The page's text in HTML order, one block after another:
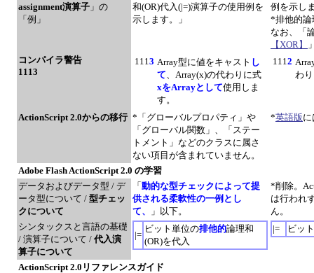
assignment演算子 」の
「例」
和(OR)代入(|=)演算子の使用例を
示します。」
例を示し
*排他的論
なお、「
【XOR】
コンパイラ警告
1113
1113 Array型に値をキャスト し
て、Array(x)の代わりに式
xをArrayとして使用しま
す。
1112
わ
ActionScript 2.0からの移行 *「グローバルプロパティ」や
「グローバル関数」、「ステー
トメント」などのクラスに属さ
ない項目が含まれていません。
*英語版
Adobe Flash ActionScript 2.0 の学習
データおよびデータ型 / デ
ータ型について / 型チェッ
クについて
「 動的な型チェックによって提
供される柔軟性の一例とし
て、
」以下。
*削除。
は行われ
ん。
シンタックスと言語の基礎
/ 演算子について / 代入演
算子について
|=
ビット単位の排他的論理和
(OR)を代入
|= ビッ
ActionScript 2.0リファレンスガイド